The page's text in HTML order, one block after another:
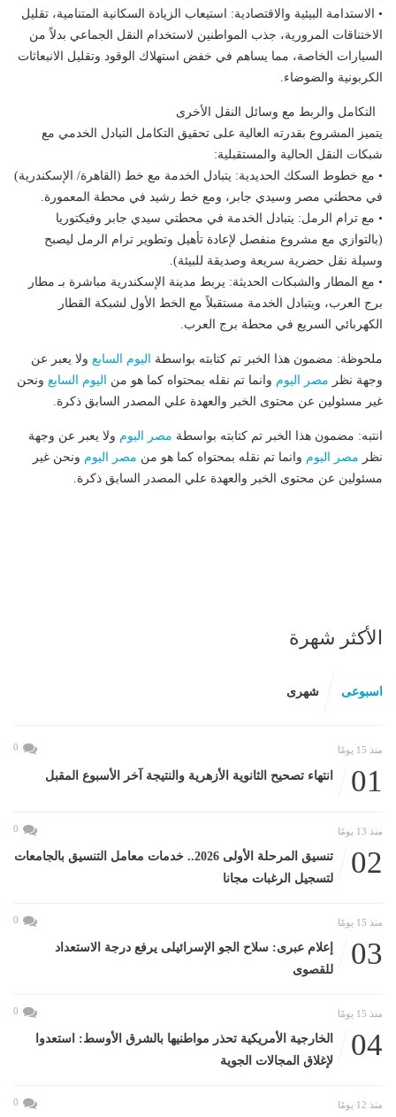
• الاستدامة البيئية والاقتصادية: استيعاب الزيادة السكانية المتنامية، تقليل
الاختناقات المرورية، جذب المواطنين لاستخدام النقل الجماعي بدلاً من
السيارات الخاصة، مما يساهم في خفض استهلاك الوقود وتقليل الانبعاثات
الكربونية والضوضاء.
التكامل والربط مع وسائل النقل الأخرى
يتميز المشروع بقدرته العالية على تحقيق التكامل التبادل الخدمي مع
شبكات النقل الحالية والمستقبلية:
• مع خطوط السكك الحديدية: يتبادل الخدمة مع خط (القاهرة/ الإسكندرية)
في محطتي مصر وسيدي جابر، ومع خط رشيد في محطة المعمورة.
• مع ترام الرمل: يتبادل الخدمة في محطتي سيدي جابر وفيكتوريا
(بالتوازي مع مشروع منفصل لإعادة تأهيل وتطوير ترام الرمل ليصبح
وسيلة نقل حضرية سريعة وصديقة للبيئة).
• مع المطار والشبكات الحديثة: يربط مدينة الإسكندرية مباشرة بـ مطار
برج العرب، ويتبادل الخدمة مستقبلاً مع الخط الأول لشبكة القطار
الكهربائي السريع في محطة برج العرب.
ملحوظة: مضمون هذا الخبر تم كتابته بواسطة اليوم السابع ولا يعبر عن
وجهة نظر مصر اليوم وانما تم نقله بمحتواه كما هو من اليوم السابع ونحن
غير مسئولين عن محتوى الخبر والعهدة علي المصدر السابق ذكرة.
انتبه: مضمون هذا الخبر تم كتابته بواسطة مصر اليوم ولا يعبر عن وجهة
نظر مصر اليوم وانما تم نقله بمحتواه كما هو من مصر اليوم ونحن غير
مسئولين عن محتوى الخبر والعهدة علي المصدر السابق ذكرة.
الأكثر شهرة
اسبوعى شهرى
منذ 15 يومًا 0
01 انتهاء تصحيح الثانوية الأزهرية والنتيجة آخر الأسبوع المقبل
منذ 13 يومًا 0
02
تنسيق المرحلة الأولى 2026.. خدمات معامل التنسيق بالجامعات
لتسجيل الرغبات مجانا
منذ 15 يومًا 0
03
إعلام عبرى: سلاح الجو الإسرائيلى يرفع درجة الاستعداد
للقصوى
منذ 15 يومًا 0
04
الخارجية الأمريكية تحذر مواطنيها بالشرق الأوسط: استعدوا
لإغلاق المجالات الجوية
منذ 12 يومًا 0